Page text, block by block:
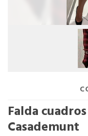
Falda
Casademunt